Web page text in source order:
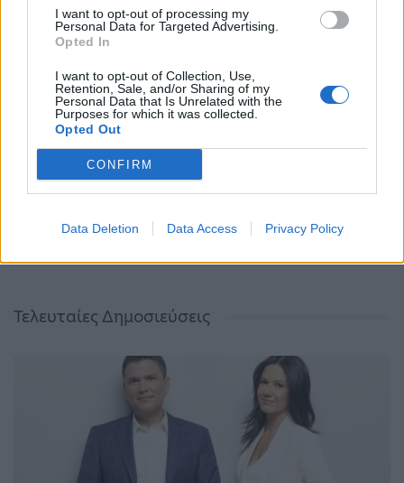
I want to opt-out of processing my
Personal Data for Targeted Advertising.
Opted In
I want to opt-out of Collection, Use,
Retention, Sale, and/or Sharing of my
Personal Data that Is Unrelated with the
Purposes for which it was collected.
Opted Out
CONFIRM
Data Deletion Data Access Privacy Policy
Κατατέθηκε στη
Βουλή το εργασιακό
νομοσχέδιο
Η εκλογή αρχηγού του
ΣΥΡΙΖΑ στο MEGA
ΕΠΌΜΕΝΗ ΣΕΛΊΔΑ
Τελευταίες Δημοσιεύσεις